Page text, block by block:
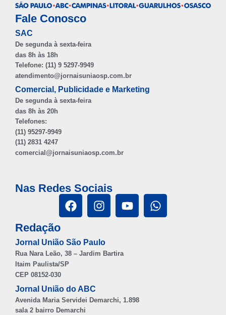
Fale Conosco
SAC
De segunda à sexta-feira
das 8h às 18h
Telefone: (11) 9 5297-9949
atendimento@jornaisuniaosp.com.br
Comercial, Publicidade e Marketing
De segunda à sexta-feira
das 8h às 20h
Telefones:
(11) 95297-9949
(11) 2831 4247
comercial@jornaisuniaosp.com.br
Nas Redes Sociais
Redação
Jornal União São Paulo
Rua Nara Leão, 38 – Jardim Bartira
Itaim Paulista/SP
CEP 08152-030
Jornal União do ABC
Avenida Maria Servidei Demarchi, 1.898
sala 2 bairro Demarchi